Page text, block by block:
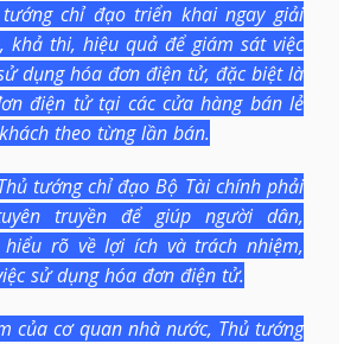
chỉ đạo triển khai ngay giải
khả thi, hiệu quả để giám sát việc
dụng hóa đơn điện tử, đặc biệt là
điện tử tại các cửa hàng bán lẻ
theo từng lần bán.
tướng chỉ đạo Bộ Tài chính phải
truyền để giúp người dân,
hiểu rõ về lợi ích và trách nhiệm,
sử dụng hóa đơn điện tử.
của cơ quan nhà nước, Thủ tướng